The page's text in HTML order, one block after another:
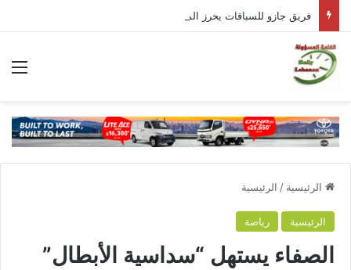
الرئيسية / الرئيسية
الرئيسية رياضة
الصفاء يستهل “سداسية الأبطال”